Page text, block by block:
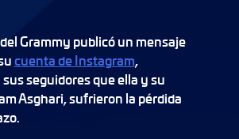
Grammy publicó un mensaje
cuenta de Instagram,
seguidores que ella y su
Asghari, sufrieron la pérdida